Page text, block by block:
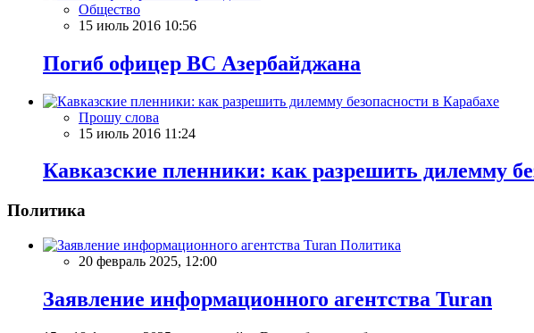
Общество
15 июль 2016 10:56
Погиб офицер ВС Азербайджана
Прошу слова
15 июль 2016 11:24
Кавказские пленники: как разрешить дилемму
Политика
Политика
20 февраль 2025, 12:00
Заявление информационного агентства Turan